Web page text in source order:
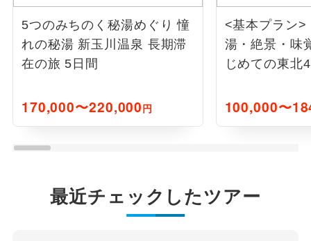
5つのみちのく秘湯めぐり 憧
れの秘湯 新玉川温泉 長期滞
在の旅 5日間
170,000〜220,000円
<基本プラン>
湯・絶景・味
じめての東北
100,000〜
最近チェックしたツアー